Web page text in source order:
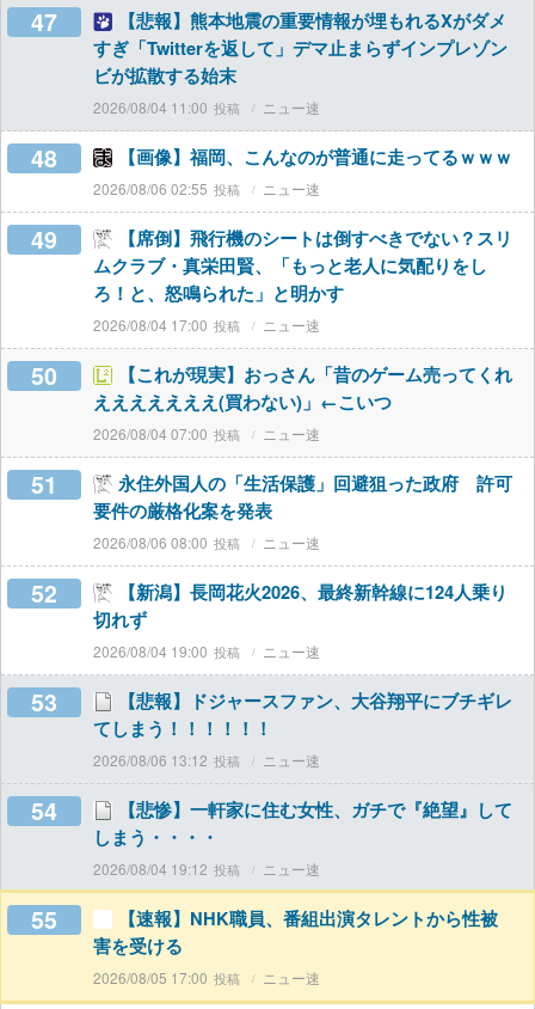
47
【悲報】熊本地震の重要情報が埋もれるXがダメ
すぎ「Twitterを返して」デマ止まらずインプレゾン
ビが拡散する始末
2026/08/04 11:00 ニュー速
48 【画像】福岡、こんなのが普通に走ってるｗｗｗ
2026/08/06 02:55 ニュー速
49
【席倒】飛行機のシートは倒すべきでない？スリ
ムクラブ・真栄田賢、「もっと老人に気配りをし
ろ！と、怒鳴られた」と明かす
2026/08/04 17:00 ニュー速
50
【これが現実】おっさん「昔のゲーム売ってくれ
えええええええ(買わない)」←こいつ
2026/08/04 07:00 ニュー速
51
永住外国人の「生活保護」回避狙った政府 許可
要件の厳格化案を発表
2026/08/06 08:00 ニュー速
52
【新潟】長岡花火2026、最終新幹線に124人乗り
切れず
2026/08/04 19:00 ニュー速
53
【悲報】ドジャースファン、大谷翔平にブチギレ
てしまう！！！！！！
2026/08/06 13:12 ニュー速
54
【悲惨】一軒家に住む女性、ガチで『絶望』して
しまう・・・・
2026/08/04 19:12 ニュー速
55
【速報】NHK職員、番組出演タレントから性被
害を受ける
2026/08/05 17:00 ニュー速